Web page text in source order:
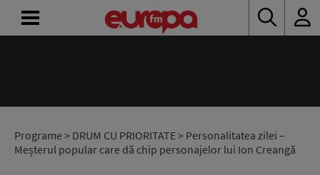
Programe> DRUM CU PRIORITATE> Personalitatea zilei –
Meșterul popular care dă chip personajelor lui Ion Creangă
RADIO